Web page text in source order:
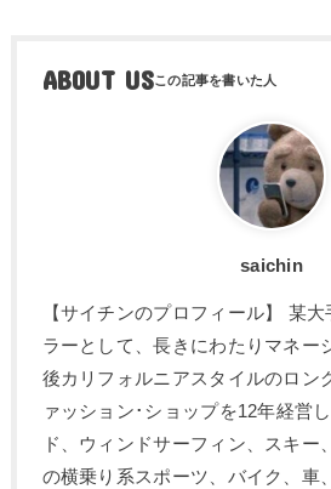
ABOUT US
saichin
【サイチンのプロフィール】 某
ラーとして、長きにわたりマネー
後カリフォルニアスタイルのロン
ァッション･ショップを12年経営
ド、ウィンドサーフィン、スキー
の横乗り系スポーツ、バイク、車